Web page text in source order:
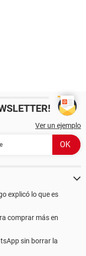
Ver un ejemplo
explicó lo que es
comprar más en
sin borrar la